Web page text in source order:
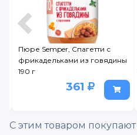
Пюре Semper, Спагетти с
фрикадельками из говядины
190 г
361
С этим товаром покупают